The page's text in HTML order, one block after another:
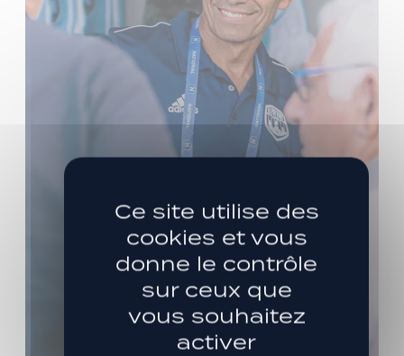
Ce site utilise des
cookies et vous
donne le contrôle
sur ceux que
vous souhaitez
activer